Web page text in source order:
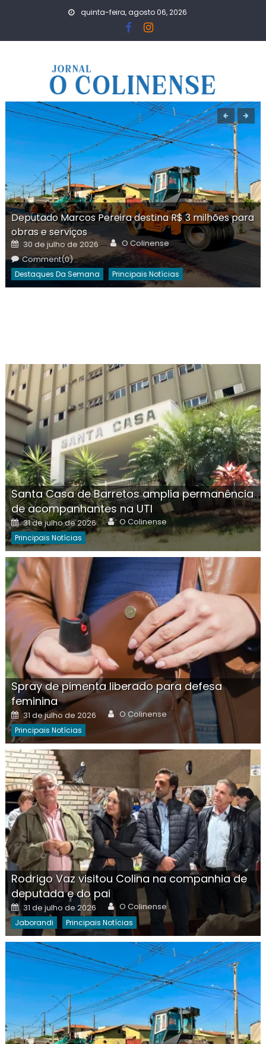
quinta-feira, agosto 06, 2026
Deputado Marcos Pereira destina R$ 3 milhões para
obras e serviços
Posted
on
30 de julho de 2026 Author
O Colinense
Comment(0)
Destaques Da Semana Principais Notícias
Santa Casa de Barretos amplia permanência
de acompanhantes na UTI
Posted
on
31 de julho de 2026 Author
O Colinense
Principais Notícias
Spray de pimenta liberado para defesa
feminina
Posted
on
31 de julho de 2026 Author
O Colinense
Principais Notícias
Rodrigo Vaz visitou Colina na companhia de
deputada e do pai
Posted
on
31 de julho de 2026 Author
O Colinense
Jaborandi Principais Notícias